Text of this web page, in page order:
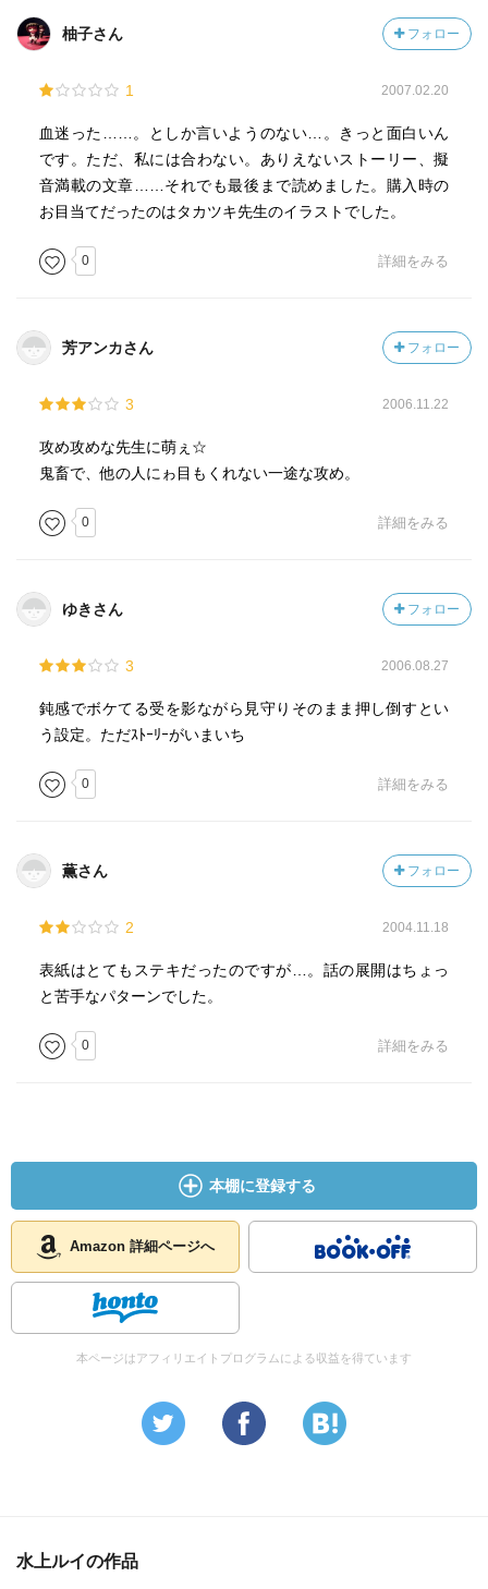
柚子さん フォロー
1 2007.02.20
血迷った……。としか言いようのない…。きっと面白いん
です。ただ、私には合わない。ありえないストーリー、擬
音満載の文章……それでも最後まで読めました。購入時の
お目当てだったのはタカツキ先生のイラストでした。
0 詳細をみる
芳アンカさん フォロー
3 2006.11.22
攻め攻めな先生に萌ぇ☆
鬼畜で、他の人にゎ目もくれない一途な攻め。
0 詳細をみる
ゆきさん フォロー
3 2006.08.27
鈍感でボケてる受を影ながら見守りそのまま押し倒すとい
う設定。ただｽﾄｰﾘｰがいまいち
0 詳細をみる
薫さん フォロー
2 2004.11.18
表紙はとてもステキだったのですが…。話の展開はちょっ
と苦手なパターンでした。
0 詳細をみる
本棚に登録する
Amazon 詳細ページへ
本ページはアフィリエイトプログラムによる収益を得ています
水上ルイの作品